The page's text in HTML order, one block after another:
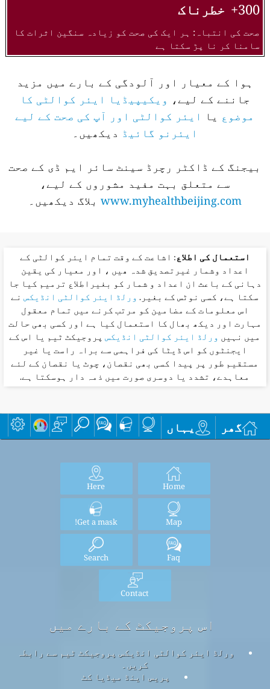
300+ خطرناک
صحت کی انتباہ: ہر ایک کی صحت کو زیادہ سنگین اثرات کا
سامنا کر نا پڑ سکتا ہے
ہوا کے معیار اور آلودگی کے بارے میں مزید
جاننے کے لیے، ویکیپیڈیا ایئر کوالٹی کا
موضوعیا
ایئر کوالٹی اور آپ کی صحت کے لیے
ایئرنو گائیڈدیکھیں۔
بیجنگ کے ڈاکٹر رچرڈ سینٹ سائر ایم ڈی کے صحت
سے متعلق بہت مفید مشوروں کے لیے،
www.myhealthbeijing.comبلاگ دیکھیں۔
استعمال کی اطلاع: اشاعت کے وقت تمام ایئر کوالٹی کے
اعداد وشمار غیرتصدیق شدہ ھیں ، اور معیار کی یقین
دہانی کے باعث ان اعداد و شمار کو بغیراطلاع ترمیم کیا جا
سکتا ہے، کسی نوٹس کے بغیر.ورلڈ ایئر کوالٹی انڈیکسنے
اس معلومات کے مضامین کو مرتب کرنے میں تمام معقول
مہارت اور دیکھ بھال کا استعمال کیا ہے اور کسی بھی حالت
میں نہیںورلڈ ایئر کوالٹی انڈیکسپروجیکٹ ٹیم یا اس کے
ایجنٹوں کو اس ڈیٹا کی فراہمی سے براہ راست یا غیر
مستقیم طور پر پیدا کسی بھی نقصان، چوٹ یا نقصان کے لئے
معاہدے، تشدد یا دوسری صورت میں ذمہ دار ہوسکتا ہے.
گھر یہاں
Home
Here
Map
Get a mask!
Faq
Search
Contact
اس پروجیکٹ کے بارے میں
ورلڈ ایئر کوالٹی انڈیکس پروجیکٹ ٹیم سے رابطہ
کریں۔
پریس اینڈ میڈیا کٹ